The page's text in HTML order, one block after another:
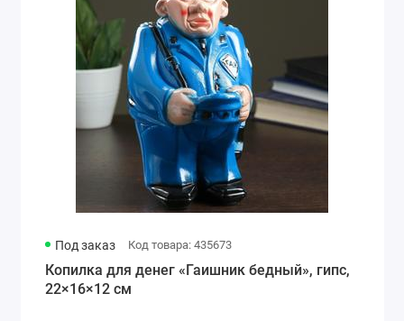
Под заказ Код товара: 435673
Копилка для денег «Гаишник бедный», гипс,
22×16×12 см